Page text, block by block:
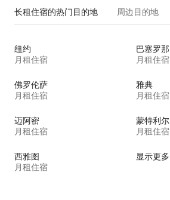
长租住宿的热门目的地 周边目的地
纽约
月租住宿
巴塞罗那
月租住宿
佛罗伦萨
月租住宿
雅典
月租住宿
迈阿密
月租住宿
蒙特利尔
月租住宿
西雅图
月租住宿
显示更多